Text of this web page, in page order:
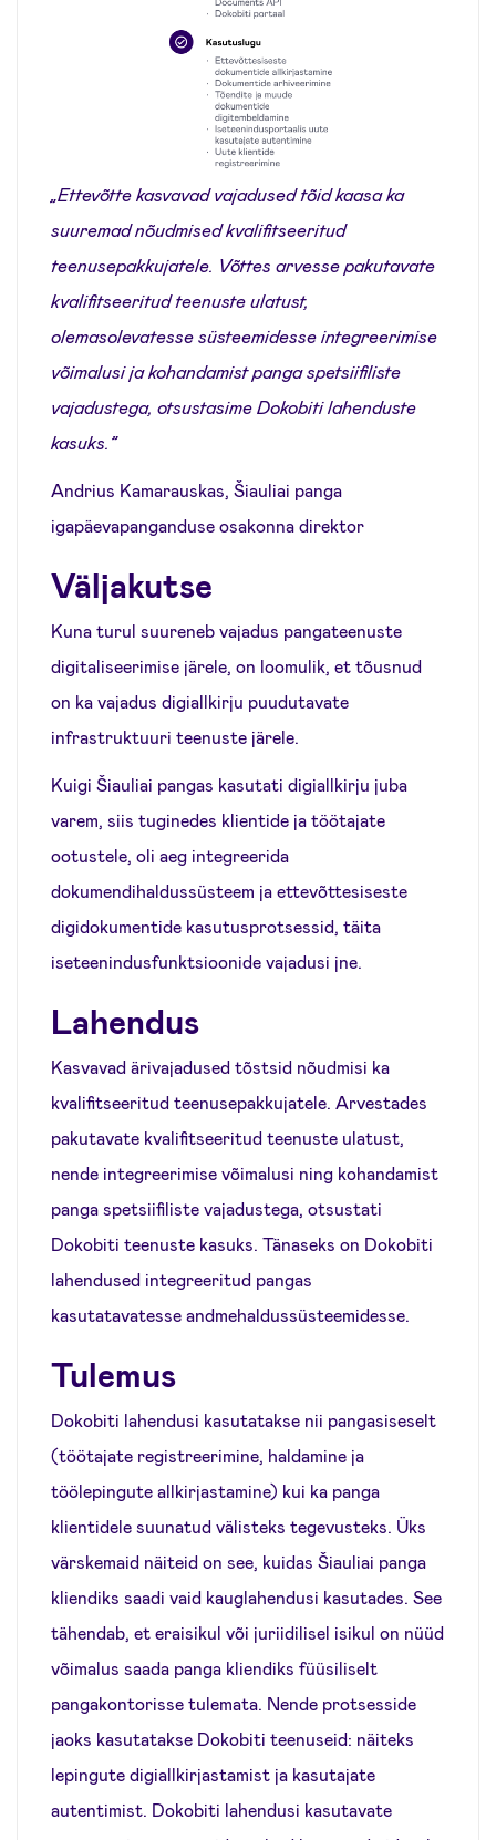
„Ettevõtte kasvavad vajadused tõid kaasa ka
suuremad nõudmised kvalifitseeritud
teenusepakkujatele. Võttes arvesse pakutavate
kvalifitseeritud teenuste ulatust,
olemasolevatesse süsteemidesse integreerimise
võimalusi ja kohandamist panga spetsiifiliste
vajadustega, otsustasime Dokobiti lahenduste
kasuks.”
Andrius Kamarauskas, Šiauliai panga
igapäevapanganduse osakonna direktor
Väljakutse
Kuna turul suureneb vajadus pangateenuste
digitaliseerimise järele, on loomulik, et tõusnud
on ka vajadus digiallkirju puudutavate
infrastruktuuri teenuste järele.
Kuigi Šiauliai pangas kasutati digiallkirju juba
varem, siis tuginedes klientide ja töötajate
ootustele, oli aeg integreerida
dokumendihaldussüsteem ja ettevõttesiseste
digidokumentide kasutusprotsessid, täita
iseteenindusfunktsioonide vajadusi jne.
Lahendus
Kasvavad ärivajadused tõstsid nõudmisi ka
kvalifitseeritud teenusepakkujatele. Arvestades
pakutavate kvalifitseeritud teenuste ulatust,
nende integreerimise võimalusi ning kohandamist
panga spetsiifiliste vajadustega, otsustati
Dokobiti teenuste kasuks. Tänaseks on Dokobiti
lahendused integreeritud pangas
kasutatavatesse andmehaldussüsteemidesse.
Tulemus
Dokobiti lahendusi kasutatakse nii pangasiseselt
(töötajate registreerimine, haldamine ja
töölepingute allkirjastamine) kui ka panga
klientidele suunatud välisteks tegevusteks. Üks
värskemaid näiteid on see, kuidas Šiauliai panga
kliendiks saadi vaid kauglahendusi kasutades. See
tähendab, et eraisikul või juriidilisel isikul on nüüd
võimalus saada panga kliendiks füüsiliselt
pangakontorisse tulemata. Nende protsesside
jaoks kasutatakse Dokobiti teenuseid: näiteks
lepingute digiallkirjastamist ja kasutajate
autentimist. Dokobiti lahendusi kasutavate